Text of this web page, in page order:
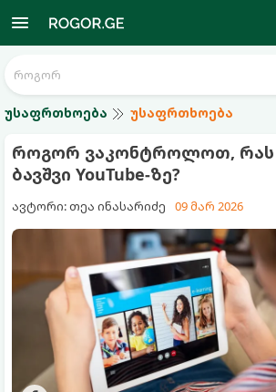
უსაფრთხოება უსაფრთხოება
როგორ ვაკონტროლოთ, რას
ბავშვი YouTube-ზე?
ავტორი: თეა ინასარიძე 09 მარ 2026